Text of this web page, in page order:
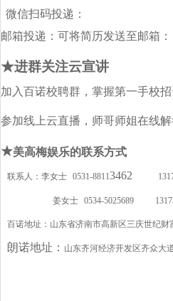
微信扫码投递 ：
邮箱投递： 可将简历发送至邮箱：
★进群关注云宣讲
加入百诺校聘群，掌握第一手校
参加线上云直播，师哥师姐在线
★美高梅娱乐的联系方式
联系人：李女士 0531-88113462
姜女士 0534-5025689
百诺地址：山东省济南市高新区三庆世纪财
朗诺地址： 山东齐河经济开发区齐众大